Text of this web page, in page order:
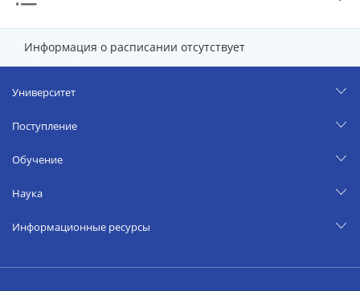
Информация о расписании отсутствует
Университет
Поступление
Обучение
Наука
Информационные ресурсы